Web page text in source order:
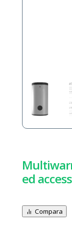
ed
Compara